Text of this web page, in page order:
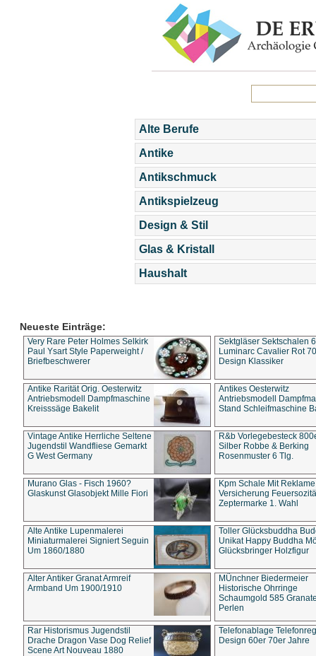
Alte Berufe
Antike
Antikschmuck
Antikspielzeug
Design & Stil
Glas & Kristall
Haushalt
Neueste Einträge:
Very Rare Peter Holmes Selkirk
Paul Ysart Style Paperweight /
Briefbeschwerer
Sektgläser Sektschalen
Luminarc Cavalier Rot
Design Klassiker
Antike Rarität Orig. Oesterwitz
Antriebsmodell Dampfmaschine
Kreisssäge Bakelit
Antikes Oesterwitz
Antriebsmodell
Stand Schleifmaschine
Vintage Antike Herrliche Seltene
Jugendstil Wandfliese Gemarkt
G West Germany
R&b Vorlegebesteck
Silber Robbe & Berking
Rosenmuster 6 Tlg.
Murano Glas - Fisch 1960?
Glaskunst Glasobjekt Mille Fiori
Kpm Schale Mit Reklame
Versicherung
Zeptermarke 1. Wahl
Alte Antike Lupenmalerei
Miniaturmalerei Signiert Seguin
Um 1860/1880
Toller Glücksbuddha
Unikat Happy Buddha
Glücksbringer Holzfigur
Alter Antiker Granat Armreif
Armband Um 1900/1910
MÜnchner Biedermeier
Historische Ohrringe
Schaumgold 585
Perlen
Rar Historismus Jugendstil
Drache Dragon Vase Dog Relief
Scene Art Nouveau 1880
Telefonablage
Design 60er 70er Jahre